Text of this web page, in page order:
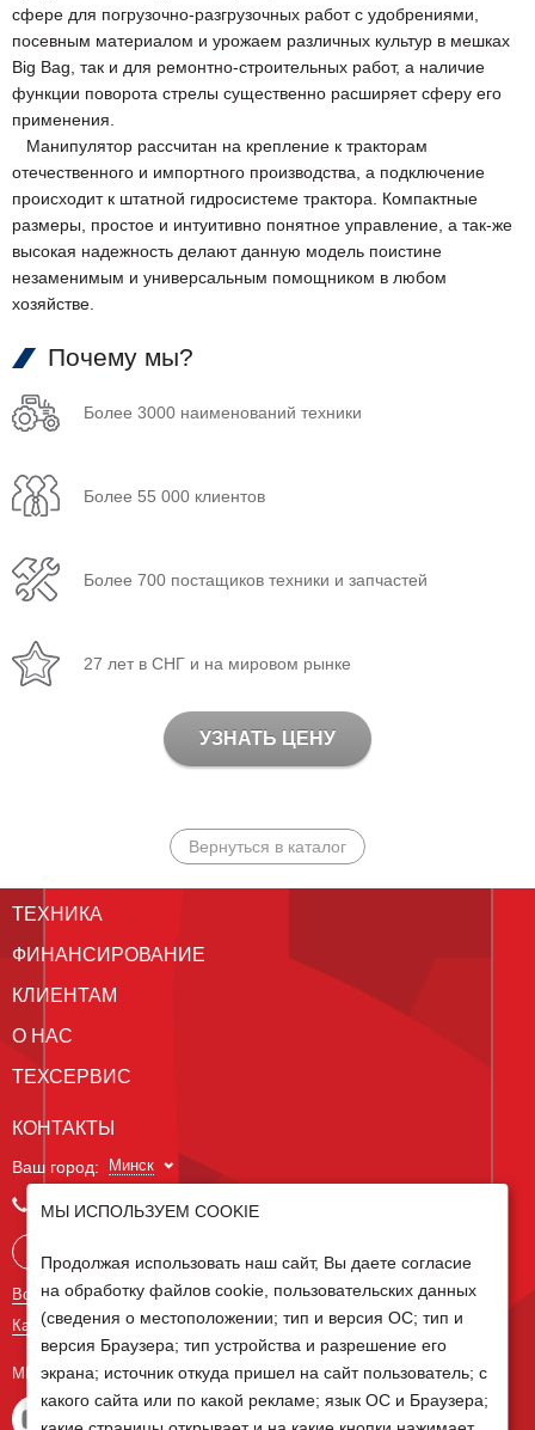
сфере для погрузочно-разгрузочных работ с удобрениями,
посевным материалом и урожаем различных культур в мешках
Big Bag, так и для ремонтно-строительных работ, а наличие
функции поворота стрелы существенно расширяет сферу его
применения.
Манипулятор рассчитан на крепление к тракторам
отечественного и импортного производства, а подключение
происходит к штатной гидросистеме трактора. Компактные
размеры, простое и интуитивно понятное управление, а так-же
высокая надежность делают данную модель поистине
незаменимым и универсальным помощником в любом
хозяйстве.
Почему мы?
Более 3000 наименований техники
Более 55 000 клиентов
Более 700 постащиков техники и запчастей
27 лет в СНГ и на мировом рынке
УЗНАТЬ ЦЕНУ
Вернуться в каталог
ТЕХНИКА
ФИНАНСИРОВАНИЕ
КЛИЕНТАМ
О НАС
ТЕХСЕРВИС
КОНТАКТЫ
Ваш город: Минск
+375 29 238 97 34
Все контакты
Карта сайта
МЫ В СОЦ СЕТЯХ
МЫ ИСПОЛЬЗУЕМ COOKIE
Продолжая использовать наш сайт, Вы даете согласие
на обработку файлов cookie, пользовательских данных
(сведения о местоположении; тип и версия ОС; тип и
версия Браузера; тип устройства и разрешение его
экрана; источник откуда пришел на сайт пользователь; с
какого сайта или по какой рекламе; язык ОС и Браузера;